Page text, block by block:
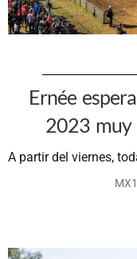
Ernée
2023 muy
A partir del viernes,